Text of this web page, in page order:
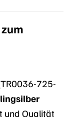
725-
und Qualität